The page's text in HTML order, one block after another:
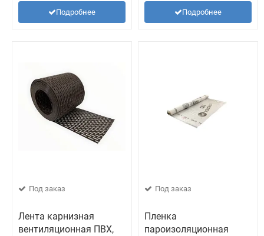
Подробнее Подробнее
Под заказ
Лента карнизная
вентиляционная ПВХ,
Под заказ
Пленка
пароизоляционная